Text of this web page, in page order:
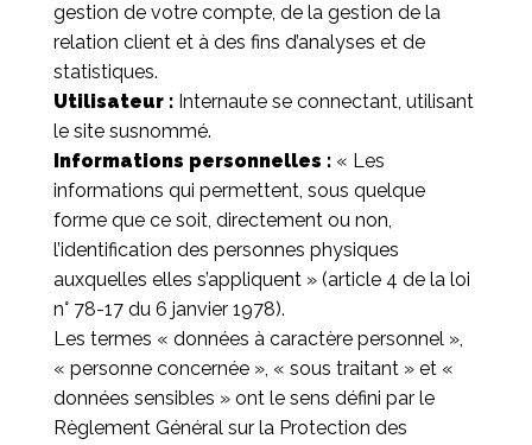
gestion de votre compte, de la gestion de la
relation client et à des fins d’analyses et de
statistiques.
Utilisateur :Internaute se connectant, utilisant
le site susnommé.
Informations personnelles :« Les
informations qui permettent, sous quelque
forme que ce soit, directement ou non,
l’identification des personnes physiques
auxquelles elles s’appliquent » (article 4 de la loi
n° 78-17 du 6 janvier 1978).
Les termes « données à caractère personnel »,
« personne concernée », « sous traitant » et «
données sensibles » ont le sens défini par le
Règlement Général sur la Protection des